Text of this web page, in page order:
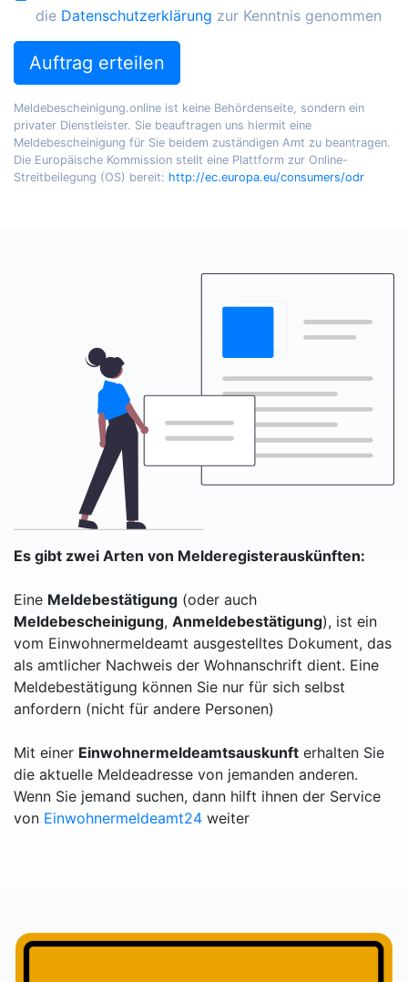
die Datenschutzerklärung zur Kenntnis genommen
Auftrag erteilen
Meldebescheinigung.online ist keine Behördenseite, sondern ein
privater Dienstleister. Sie beauftragen uns hiermit eine
Meldebescheinigung für Sie beidem zuständigen Amt zu beantragen.
Die Europäische Kommission stellt eine Plattform zur Online-
Streitbeilegung (OS) bereit: http://ec.europa.eu/consumers/odr
Es gibt zwei Arten von Melderegisterauskünften:
Eine Meldebestätigung (oder auch
Meldebescheinigung, Anmeldebestätigung), ist ein
vom Einwohnermeldeamt ausgestelltes Dokument, das
als amtlicher Nachweis der Wohnanschrift dient. Eine
Meldebestätigung können Sie nur für sich selbst
anfordern (nicht für andere Personen)
Mit einer Einwohnermeldeamtsauskunft erhalten Sie
die aktuelle Meldeadresse von jemanden anderen.
Wenn Sie jemand suchen, dann hilft ihnen der Service
von Einwohnermeldeamt24 weiter